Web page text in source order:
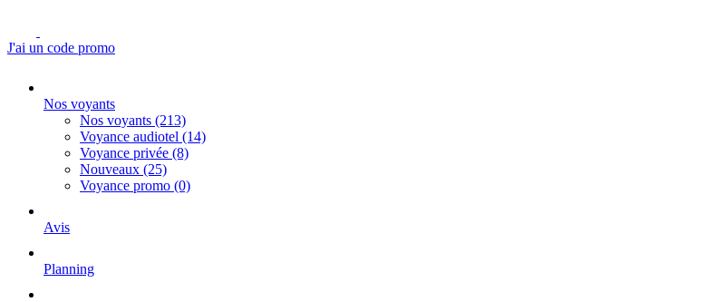
J'ai un code promo
Nos voyants
Nos voyants (213)
Voyance audiotel (14)
Voyance privée (8)
Nouveaux (25)
Voyance promo (0)
Avis
Planning